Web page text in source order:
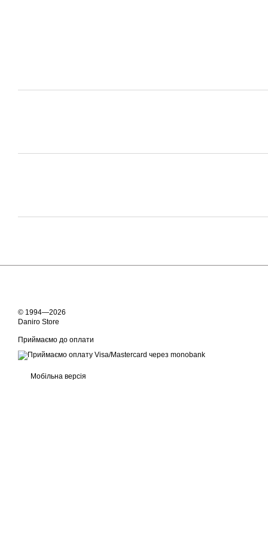
© 1994—2026
Daniro Store
Приймаємо до оплати
Мобільна версія